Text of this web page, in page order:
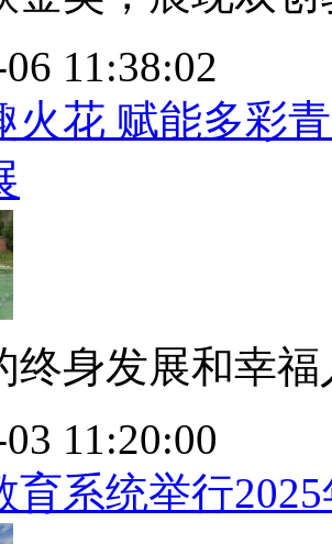
11:38:02
火花 赋能多彩
终身发展和幸
11:20:00
育系统举行